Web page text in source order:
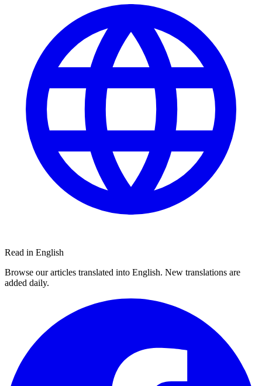
Read in English
Browse our articles translated into English. New translations are
added daily.